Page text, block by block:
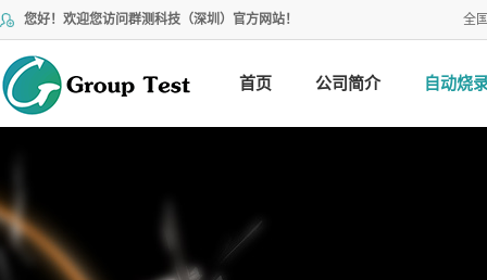
您好！欢迎您访问群测科技（深圳）官方网站！ 全
首页 公司简介 自动烧